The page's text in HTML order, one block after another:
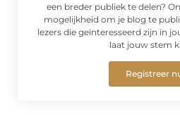
een breder publiek te delen?
mogelijkheid om je blog te
lezers die geïnteresseerd zijn in
laat jouw stem
Registreer